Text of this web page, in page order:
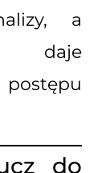
a
daje
do